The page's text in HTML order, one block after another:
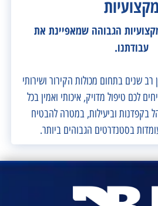
מקצועיות
הגבוהה שמאפיינת את
עבודתנו.
רב שנים בתחום מכולות הקירור ושירותי
לכם טיפול מדויק, איכותי ואמין בכל
בקפדנות וביעילות, במטרה להבטיח
בסטנדרטים הגבוהים ביותר.